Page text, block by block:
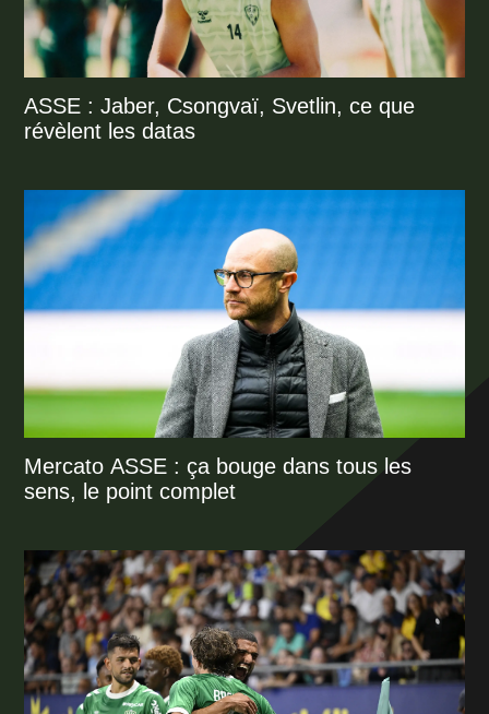
ASSE : Jaber, Csongvaï, Svetlin, ce que
révèlent les datas
Mercato ASSE : ça bouge dans tous les
sens, le point complet